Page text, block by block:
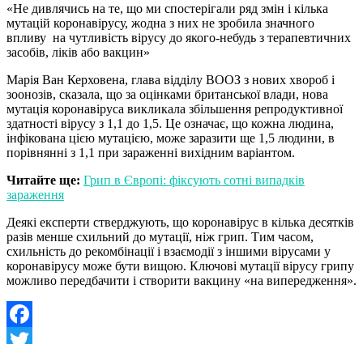
«Не дивлячись на те, що ми спостерігали ряд змін і кілька
мутацій коронавірусу, жодна з них не зробила значного
впливу на чутливість вірусу до якого-небудь з терапевтичних
засобів, ліків або вакцин»
Марія Ван Керховена, глава відділу ВООЗ з нових хвороб і
зоонозів, сказала, що за оцінками британської влади, нова
мутація коронавіруса викликала збільшення репродуктивної
здатності вірусу з 1,1 до 1,5. Це означає, що кожна людина,
інфікована цією мутацією, може заразити ще 1,5 людини, в
порівнянні з 1,1 при зараженні вихідним варіантом.
Читайте ще: Грип в Європі: фіксують сотні випадків
зараження
Деякі експерти стверджують, що коронавірус в кілька десятків
разів менше схильний до мутації, ніж грип. Тим часом,
схильність до рекомбінації і взаємодії з іншими вірусами у
коронавірусу може бути вищою. Ключові мутації вірусу грипу
можливо передбачити і створити вакцину «на випередження».
Facebook